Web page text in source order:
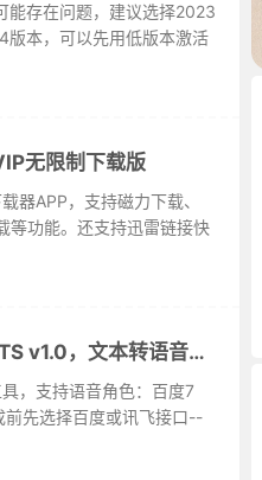
能存在问题，建议选择2023
版本，可以先用低版本激活
无限制下载版
器APP，支持磁力下载、
等功能。还支持迅雷链接快
『Windows』语音合成TTS v1.0，文本转语音工具
，支持语音角色：百度7
先选择百度或讯飞接口--